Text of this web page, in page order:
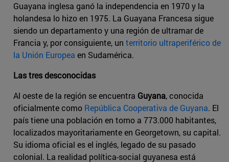
Guayana inglesa ganó la independencia en 1970 y la
holandesa lo hizo en 1975. La Guayana Francesa sigue
siendo un departamento y una región de ultramar de
Francia y, por consiguiente, un territorio ultraperiférico de
la Unión Europea en Sudamérica.
Las tres desconocidas
Al oeste de la región se encuentra Guyana, conocida
oficialmente como República Cooperativa de Guyana. El
país tiene una población en torno a 773.000 habitantes,
localizados mayoritariamente en Georgetown, su capital.
Su idioma oficial es el inglés, legado de su pasado
colonial. La realidad política-social guyanesa está